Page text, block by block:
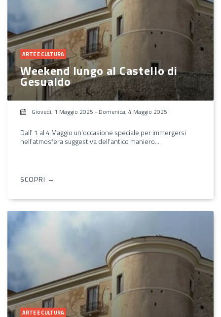
ARTE E CULTURA
Weekend lungo al Castello di
Gesualdo
Giovedì, 1 Maggio 2025 - Domenica, 4 Maggio 2025
Dall' 1 al 4 Maggio un'occasione speciale per immergersi
nell’atmosfera suggestiva dell'antico maniero...
SCOPRI →
ARTE E CULTURA